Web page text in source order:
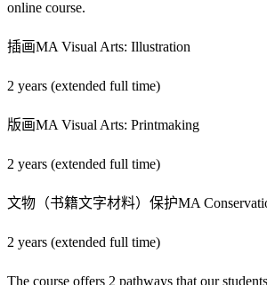
online course.
插画MA Visual Arts: Illustration
2 years (extended full time)
版画MA Visual Arts: Printmaking
2 years (extended full time)
文物（书籍文字材料）保护MA
2 years (extended full time)
The course offers 2 pathways that our